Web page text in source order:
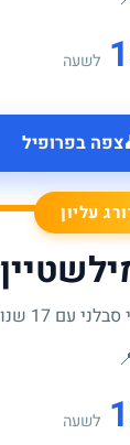
לשעה
צפה בפרופיל
לעומק ודואג להבנה אמיתית של החומר
לשעה